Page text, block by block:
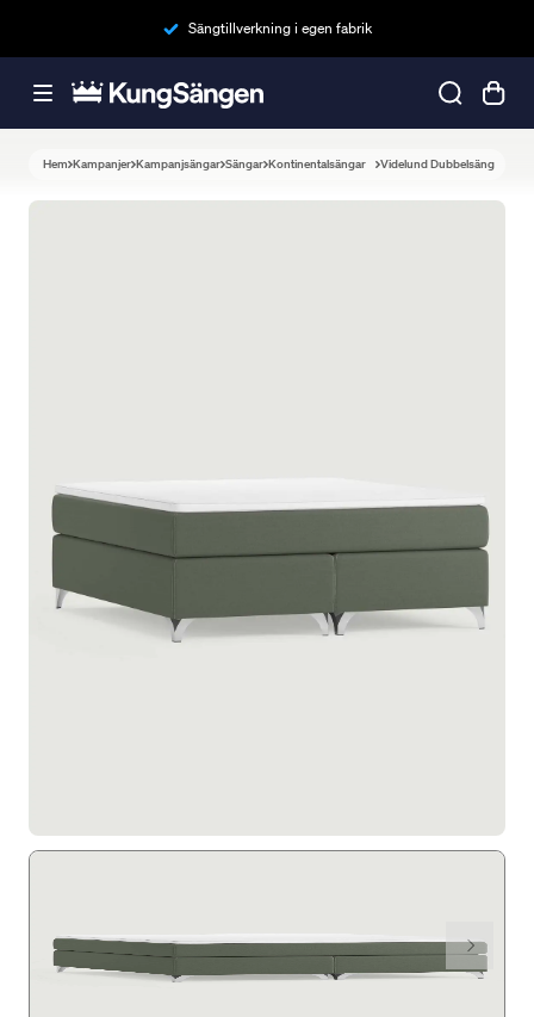
Sängtillverkning i egen fabrik
Hem Kampanjer Kampanjsängar Sängar Kontinentalsängar Videlund Dubbelsäng